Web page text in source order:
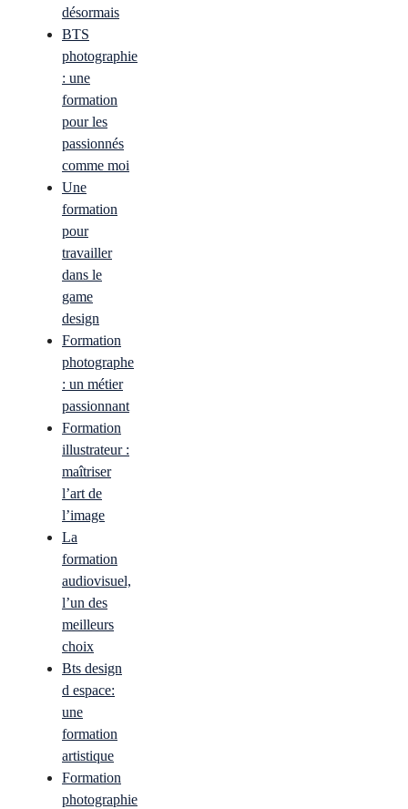
désormais
BTS
photographie
: une
formation
pour les
passionnés
comme moi
Une
formation
pour
travailler
dans le
game
design
Formation
photographe
: un métier
passionnant
Formation
illustrateur :
maîtriser
l’art de
l’image
La
formation
audiovisuel,
l’un des
meilleurs
choix
Bts design
d espace:
une
formation
artistique
Formation
photographie